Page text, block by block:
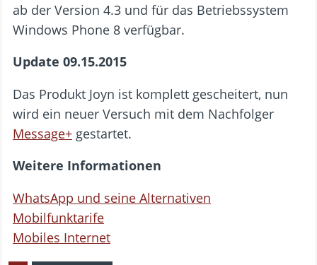
ab der Version 4.3 und für das Betriebssystem
Windows Phone 8 verfügbar.
Update 09.15.2015
Das Produkt Joyn ist komplett gescheitert, nun
wird ein neuer Versuch mit dem Nachfolger
Message+ gestartet.
Weitere Informationen
WhatsApp und seine Alternativen
Mobilfunktarife
Mobiles Internet